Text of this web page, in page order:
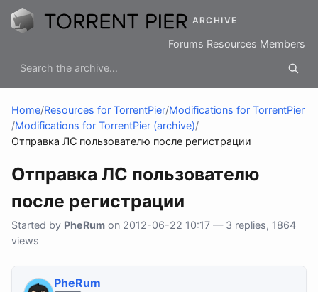
ARCHIVE
Forums Resources Members
Home/Resources for TorrentPier/Modifications for TorrentPier
/Modifications for TorrentPier (archive)/
Отправка ЛС пользователю после регистрации
Отправка ЛС пользователю
после регистрации
Started by PheRum on 2012-06-22 10:17 — 3 replies, 1864
views
PheRum